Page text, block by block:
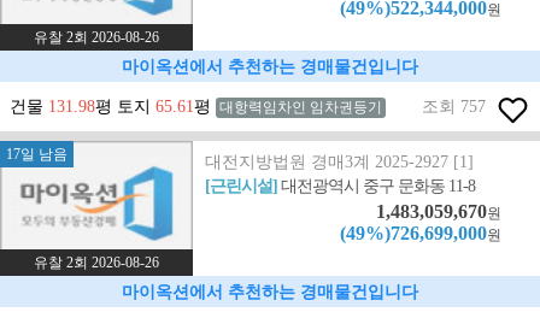
유찰 2회 2026-08-26
(49%)522,344,000원
마이옥션에서 추천하는 경매물건입니다
건물 131.98평 토지 65.61평 대항력임차인 임차권등기 조회 757
17일 남음
유찰 2회 2026-08-26
대전지방법원 경매3계 2025-2927 [1]
[근린시설]대전광역시 중구 문화동 11-8
1,483,059,670원
(49%)726,699,000원
마이옥션에서 추천하는 경매물건입니다